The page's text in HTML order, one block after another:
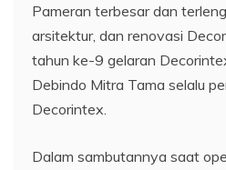
Pameran terbesar dan
arsitektur, dan renovasi
tahun ke-9 gelaran
Debindo Mitra Tama selalu
Decorintex.
Dalam sambutannya saat